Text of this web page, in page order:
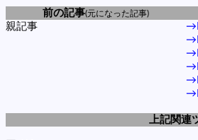
前の記事(元になった記事)
親記事
上記関連